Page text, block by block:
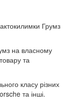
Грумз
на власному
та
класу різних
та інші.